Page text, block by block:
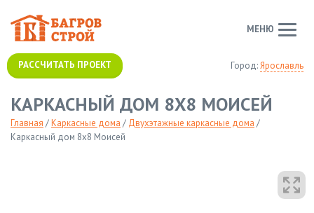
Город:Ярославль
РАССЧИТАТЬ ПРОЕКТ
МЕНЮ
КАРКАСНЫЙ ДОМ 8Х8 МОИСЕЙ
Главная /Каркасные дома / Двухэтажные каркасные дома /
Каркасный дом 8х8 Моисей